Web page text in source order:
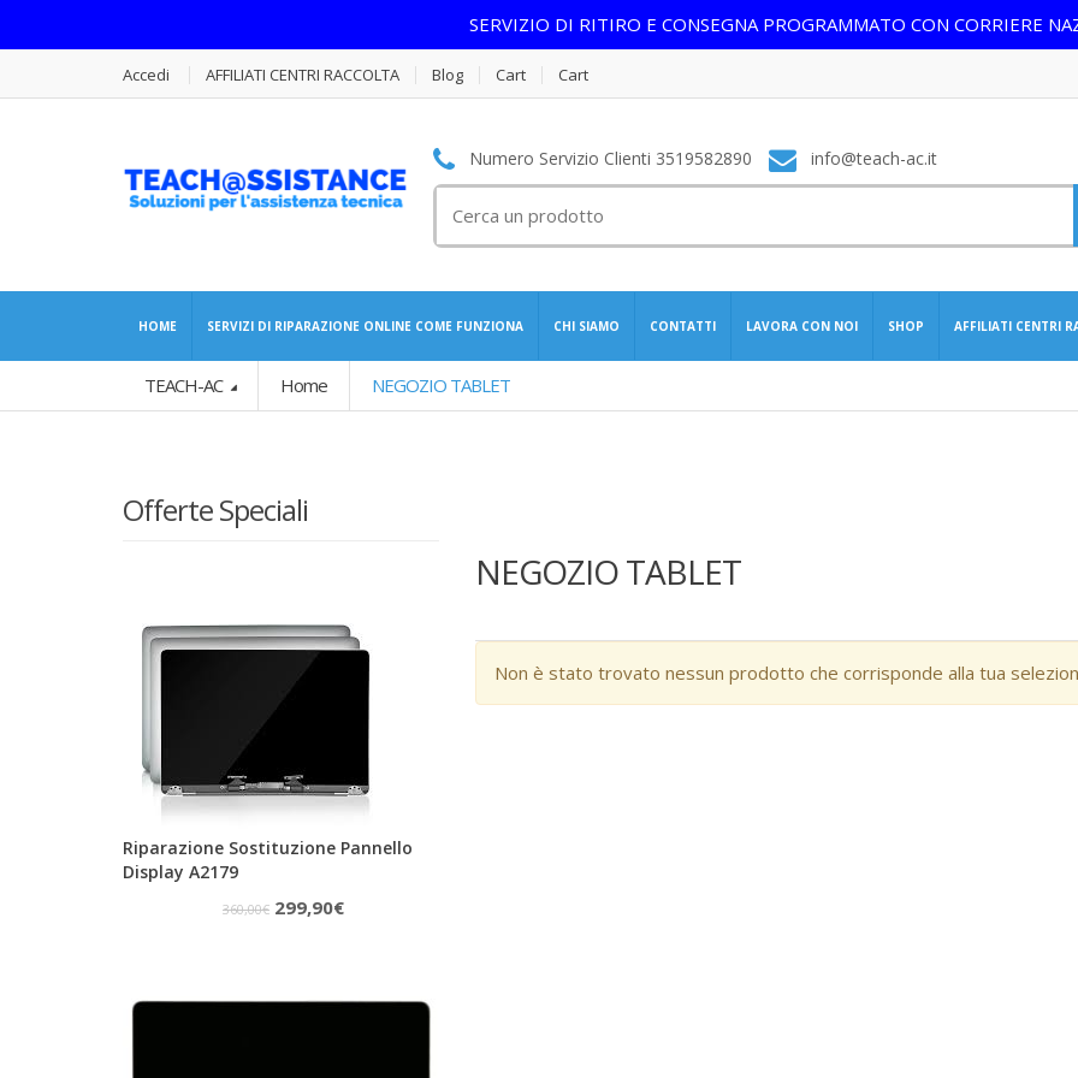
SERVIZIO DI RITIRO E CONSEGNA PROGRAMMATO CON CORRIERE
Accedi AFFILIATI CENTRI RACCOLTA Blog Cart Cart
Numero Servizio Clienti 3519582890 info@teach-ac.it
per:
HOME SERVIZI DI RIPARAZIONE ONLINE COME FUNZIONA CHI SIAMO CONTATTI LAVORA CON NOI SHOP AFFILIATI CENTRI
TEACH-AC Home NEGOZIO TABLET
NEGOZIO TABLET
Non è stato trovato nessun prodotto che corrisponde alla tua
Offerte Speciali
Riparazione Sostituzione Pannello
Display A2179
360,00€ Il
era:
299,90€Il
è: